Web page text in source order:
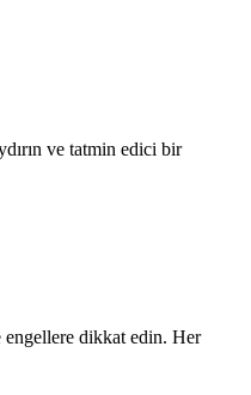
ve tatmin edici bir
dikkat edin. Her